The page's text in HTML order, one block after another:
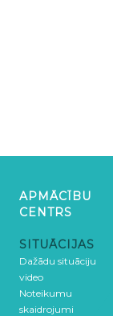
APMĀCĪBU
CENTRS
SITUĀCIJAS
Dažādu situāciju
video
Noteikumu
skaidrojumi